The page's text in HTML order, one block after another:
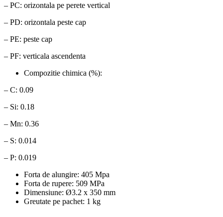
– PC: orizontala pe perete vertical
– PD: orizontala peste cap
– PE: peste cap
– PF: verticala ascendenta
Compozitie chimica (%):
– C: 0.09
– Si: 0.18
– Mn: 0.36
– S: 0.014
– P: 0.019
Forta de alungire: 405 Mpa
Forta de rupere: 509 MPa
Dimensiune: Ø3.2 x 350 mm
Greutate pe pachet: 1 kg